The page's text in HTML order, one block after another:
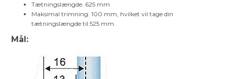
Tætningslængde: 625 mm
Maksimal trimning: 100 mm, hvilket vil tage din
tætningslængde til 525 mm.
Mål: